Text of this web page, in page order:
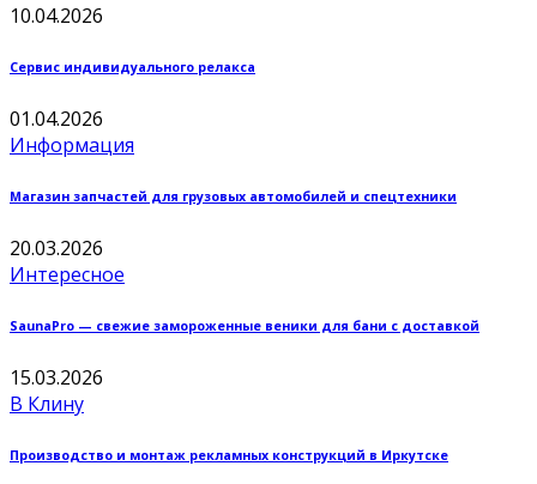
10.04.2026
Сервис индивидуального релакса
01.04.2026
Информация
Магазин запчастей для грузовых автомобилей и спецтехники
20.03.2026
Интересное
SaunaPro — свежие замороженные веники для бани с доставкой
15.03.2026
В Клину
Производство и монтаж рекламных конструкций в Иркутске